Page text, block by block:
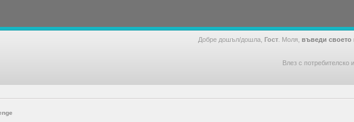
Добре дошъл/дошла, Гост . Моля, въведи своето
Влез с потребителско